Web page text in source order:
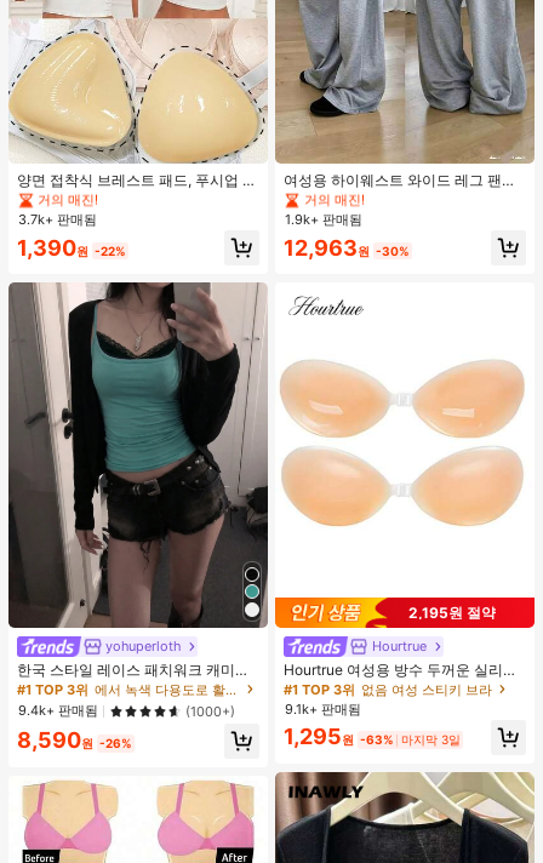
양면 접착식 브레스트 패드, 푸시업 및
리프트업 디자인, 방수 접착 컵, 브라
패딩 및 가슴 보정 제품에 적합
#1 TOP 3위
거의 매진!
#1 TOP 3위
음악 축제 여성 브라 액세서리
거의 매진!
#1 TOP 3위
음악 축제 여성 브라 액세서리
거의 매진!
#1 TOP 3위
거의 매진!
3.7k+ 판매됨
1,390원 -22%
yohuperloth
한국 스타일 레이스 패치워크 캐미솔
탱크 탑, Y2K 에스테틱, 스트리트웨어
캐주얼 여름
#1 TOP 3위
에서 녹색 다용도로 활용 가능한 데일리 탑
9.4k+ 판매됨
(1000+)
8,590원 -26%
여성용 하이웨스트 와이드 레그 팬츠,
봄 드로스트링 루즈 롱 팬츠, 레이지
릴랙스드 스타일 그레이
#1 TOP 3위
에서 평상복 캐주얼 바지
거의 매진!
#1 TOP 3위
에서 평상복 캐주얼 바지
거의 매진!
#1 TOP 3위
에서 평상복 캐주얼 바지
거의 매진!
#1 TOP 3위
거의 매진!
1.9k+ 판매됨
12,963원 -30%
2,195원 절약
Hourtrue
Hourtrue 여성용 방수 두꺼운 실리콘
가슴 페탈, 작은 가슴 리프트업 & 푸시
인용, 웨딩 촬영 및 들러리용
#1 TOP 3위 없음 여성 스티키 브라
9.1k+ 판매됨
1,295원 -63% 마지막 3일